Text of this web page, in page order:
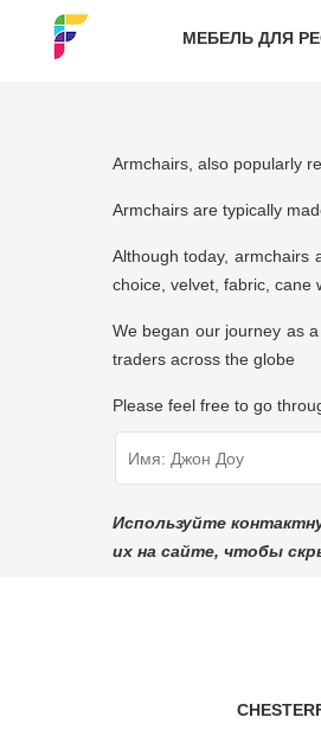
МЕБЕЛЬ ДЛЯ
Armchairs, also popularly
Armchairs are typically
Although today, armchairs
choice, velvet, fabric, cane
We began our journey as
traders across the globe
Please feel free to go
Используйте
их на сайте, чтобы